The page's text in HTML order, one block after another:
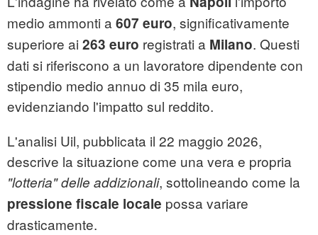
medio ammonti a 607 euro, significativamente
superiore ai 263 euro registrati a Milano. Questi
dati si riferiscono a un lavoratore dipendente con
stipendio medio annuo di 35 mila euro,
evidenziando l'impatto sul reddito.
L'analisi Uil, pubblicata il 22 maggio 2026,
descrive la situazione come una vera e propria
"lotteria" delle addizionali, sottolineando come la
pressione fiscale locale possa variare
drasticamente.